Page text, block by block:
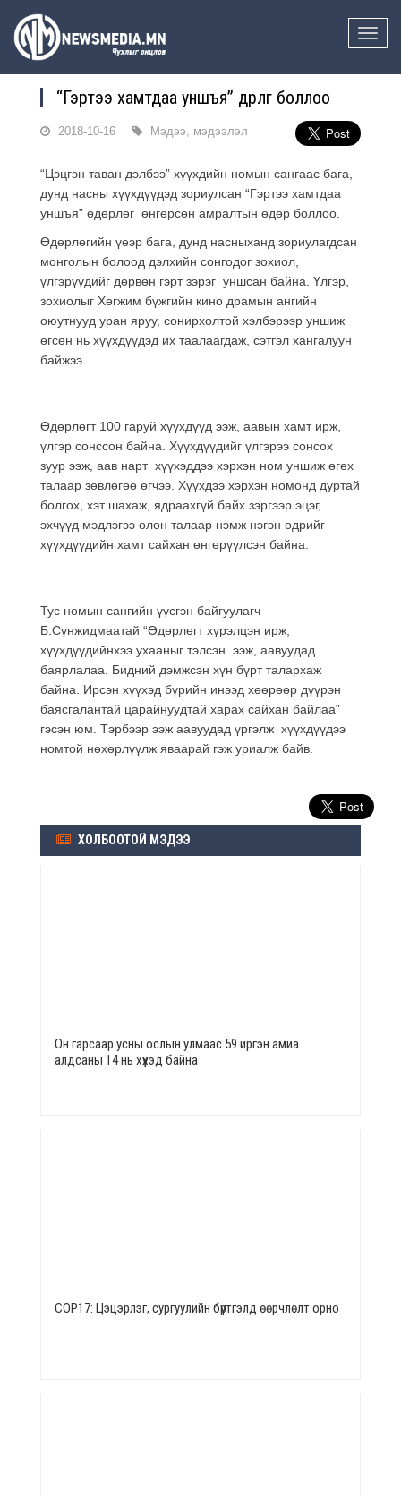
Toggle
“Гэртээ хамтдаа уншъя” өдөрлөг боллоо
2018-10-16 Мэдээ, мэдээлэл
“Цэцгэн таван дэлбээ” хүүхдийн номын сангаас бага,
дунд насны хүүхдүүдэд зориулсан “Гэртээ хамтдаа
уншъя” өдөрлөг өнгөрсөн амралтын өдөр боллоо.
Өдөрлөгийн үеэр бага, дунд насныханд зориулагдсан
монголын болоод дэлхийн сонгодог зохиол,
үлгэрүүдийг дөрвөн гэрт зэрэг уншсан байна. Үлгэр,
зохиолыг Хөгжим бүжгийн кино драмын ангийн
оюутнууд уран яруу, сонирхолтой хэлбэрээр уншиж
өгсөн нь хүүхдүүдэд их таалаагдаж, сэтгэл хангалуун
байжээ.
Өдөрлөгт 100 гаруй хүүхдүүд ээж, аавын хамт ирж,
үлгэр сонссон байна. Хүүхдүүдийг үлгэрээ сонсох
зуур ээж, аав нарт хүүхэддээ хэрхэн ном уншиж өгөх
талаар зөвлөгөө өгчээ. Хүүхдээ хэрхэн номонд дуртай
болгох, хэт шахаж, ядраахгүй байх зэргээр эцэг,
эхчүүд мэдлэгээ олон талаар нэмж нэгэн өдрийг
хүүхдүүдийн хамт сайхан өнгөрүүлсэн байна.
Тус номын сангийн үүсгэн байгуулагч
Б.Сүнжидмаатай “Өдөрлөгт хүрэлцэн ирж,
хүүхдүүдийнхээ ухааныг тэлсэн ээж, аавуудад
баярлалаа. Бидний дэмжсэн хүн бүрт талархаж
байна. Ирсэн хүүхэд бүрийн инээд хөөрөөр дүүрэн
баясгалантай царайнуудтай харах сайхан байлаа”
гэсэн юм. Тэрбээр ээж аавуудад үргэлж хүүхдүүдээ
номтой нөхөрлүүлж яваарай гэж уриалж байв.
ХОЛБООТОЙ МЭДЭЭ
Он гарсаар усны ослын улмаас 59 иргэн амиа
алдсаны 14 нь хүүхэд байна
СОР17: Цэцэрлэг, сургуулийн бүртгэлд өөрчлөлт орно